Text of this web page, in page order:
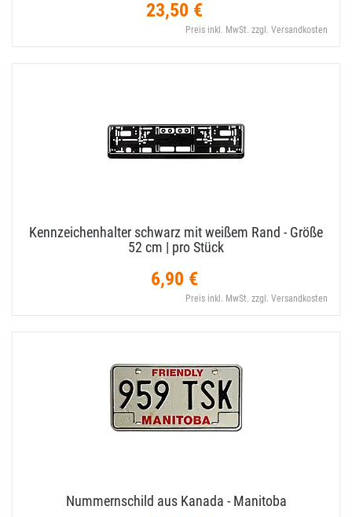
23,50 €
Preis inkl. MwSt. zzgl. Versandkosten
Kennzeichenhalter schwarz mit weißem Rand - Größe
52 cm | pro Stück
6,90 €
Preis inkl. MwSt. zzgl. Versandkosten
Nummernschild aus Kanada - Manitoba